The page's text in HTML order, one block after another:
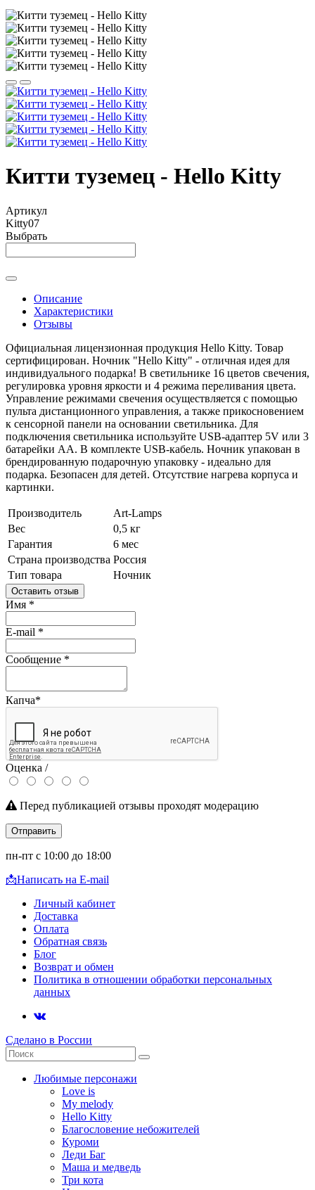
Китти туземец - Hello Kitty
Артикул
Kitty07
Выбрать
Описание
Характеристики
Отзывы
Официальная лицензионная продукция Hello Kitty. Товар
сертифицирован. Ночник "Hello Kitty" - отличная идея для
индивидуального подарка! В светильнике 16 цветов свечения,
регулировка уровня яркости и 4 режима переливания цвета.
Управление режимами свечения осуществляется с помощью
пульта дистанционного управления, а также прикосновением
к сенсорной панели на основании светильника. Для
подключения светильника используйте USB-адаптер 5V или 3
батарейки АА. В комплекте USB-кабель. Ночник упакован в
брендированную подарочную упаковку - идеально для
подарка. Безопасен для детей. Отсутствие нагрева корпуса и
картинки.
Производитель
Art-Lamps
Вес
0,5 кг
Гарантия
6 мес
Страна производства Россия
Тип товара
Ночник
Оставить отзыв
Имя *
E-mail *
Сообщение *
Капча*
Оценка /
Перед публикацией отзывы проходят модерацию
Отправить
пн-пт с 10:00 до 18:00
📩Написать на E-mail
Личный кабинет
Доставка
Оплата
Обратная связь
Блог
Возврат и обмен
Политика в отношении обработки персональных
данных
Сделано в России
Любимые персонажи
Love is
My melody
Hello Kitty
Благословение небожителей
Куроми
Леди Баг
Маша и медведь
Три кота